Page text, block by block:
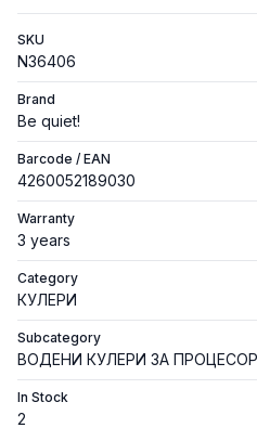
SKU
N36406
Brand
Be quiet!
Barcode / EAN
4260052189030
Warranty
3 years
Category
КУЛЕРИ
Subcategory
ВОДЕНИ КУЛЕРИ ЗА ПРОЦЕСОР
In Stock
2